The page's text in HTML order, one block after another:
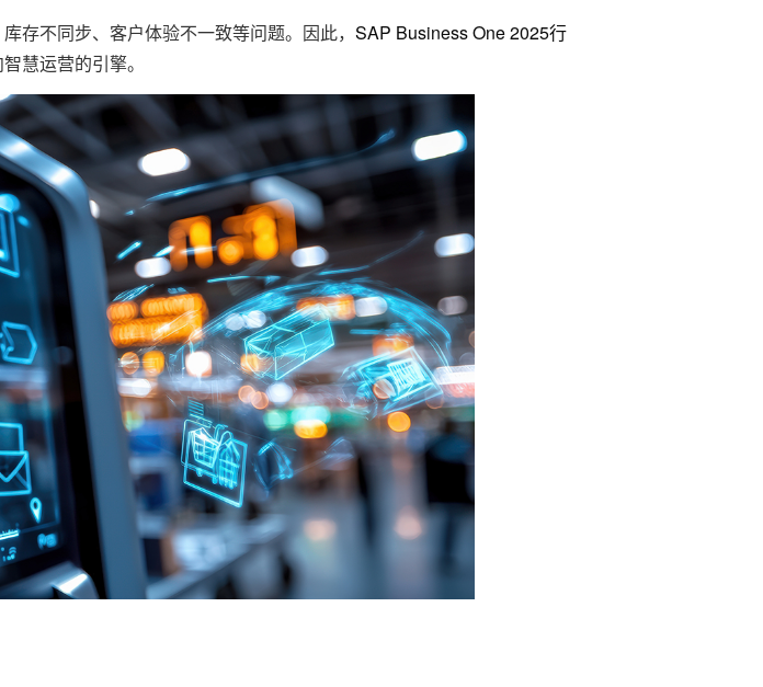
存不同步、客户体验不一致等问题。因此， SAP Business One 2025行
慧运营的引擎。